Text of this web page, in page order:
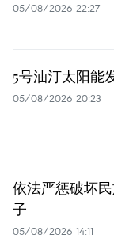
05/08/2026 22:27
5号油汀太阳能
05/08/2026 20:23
依法严惩破坏
子
05/08/2026 14:11